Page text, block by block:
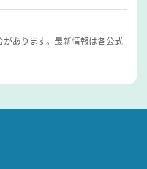
あります。最新情報は各公式